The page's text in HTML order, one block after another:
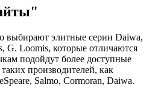
выбирают элитные серии Daiwa,
G. Loomis, которые отличаются
подойдут более доступные
производителей, как
Salmo, Cormoran, Daiwa.